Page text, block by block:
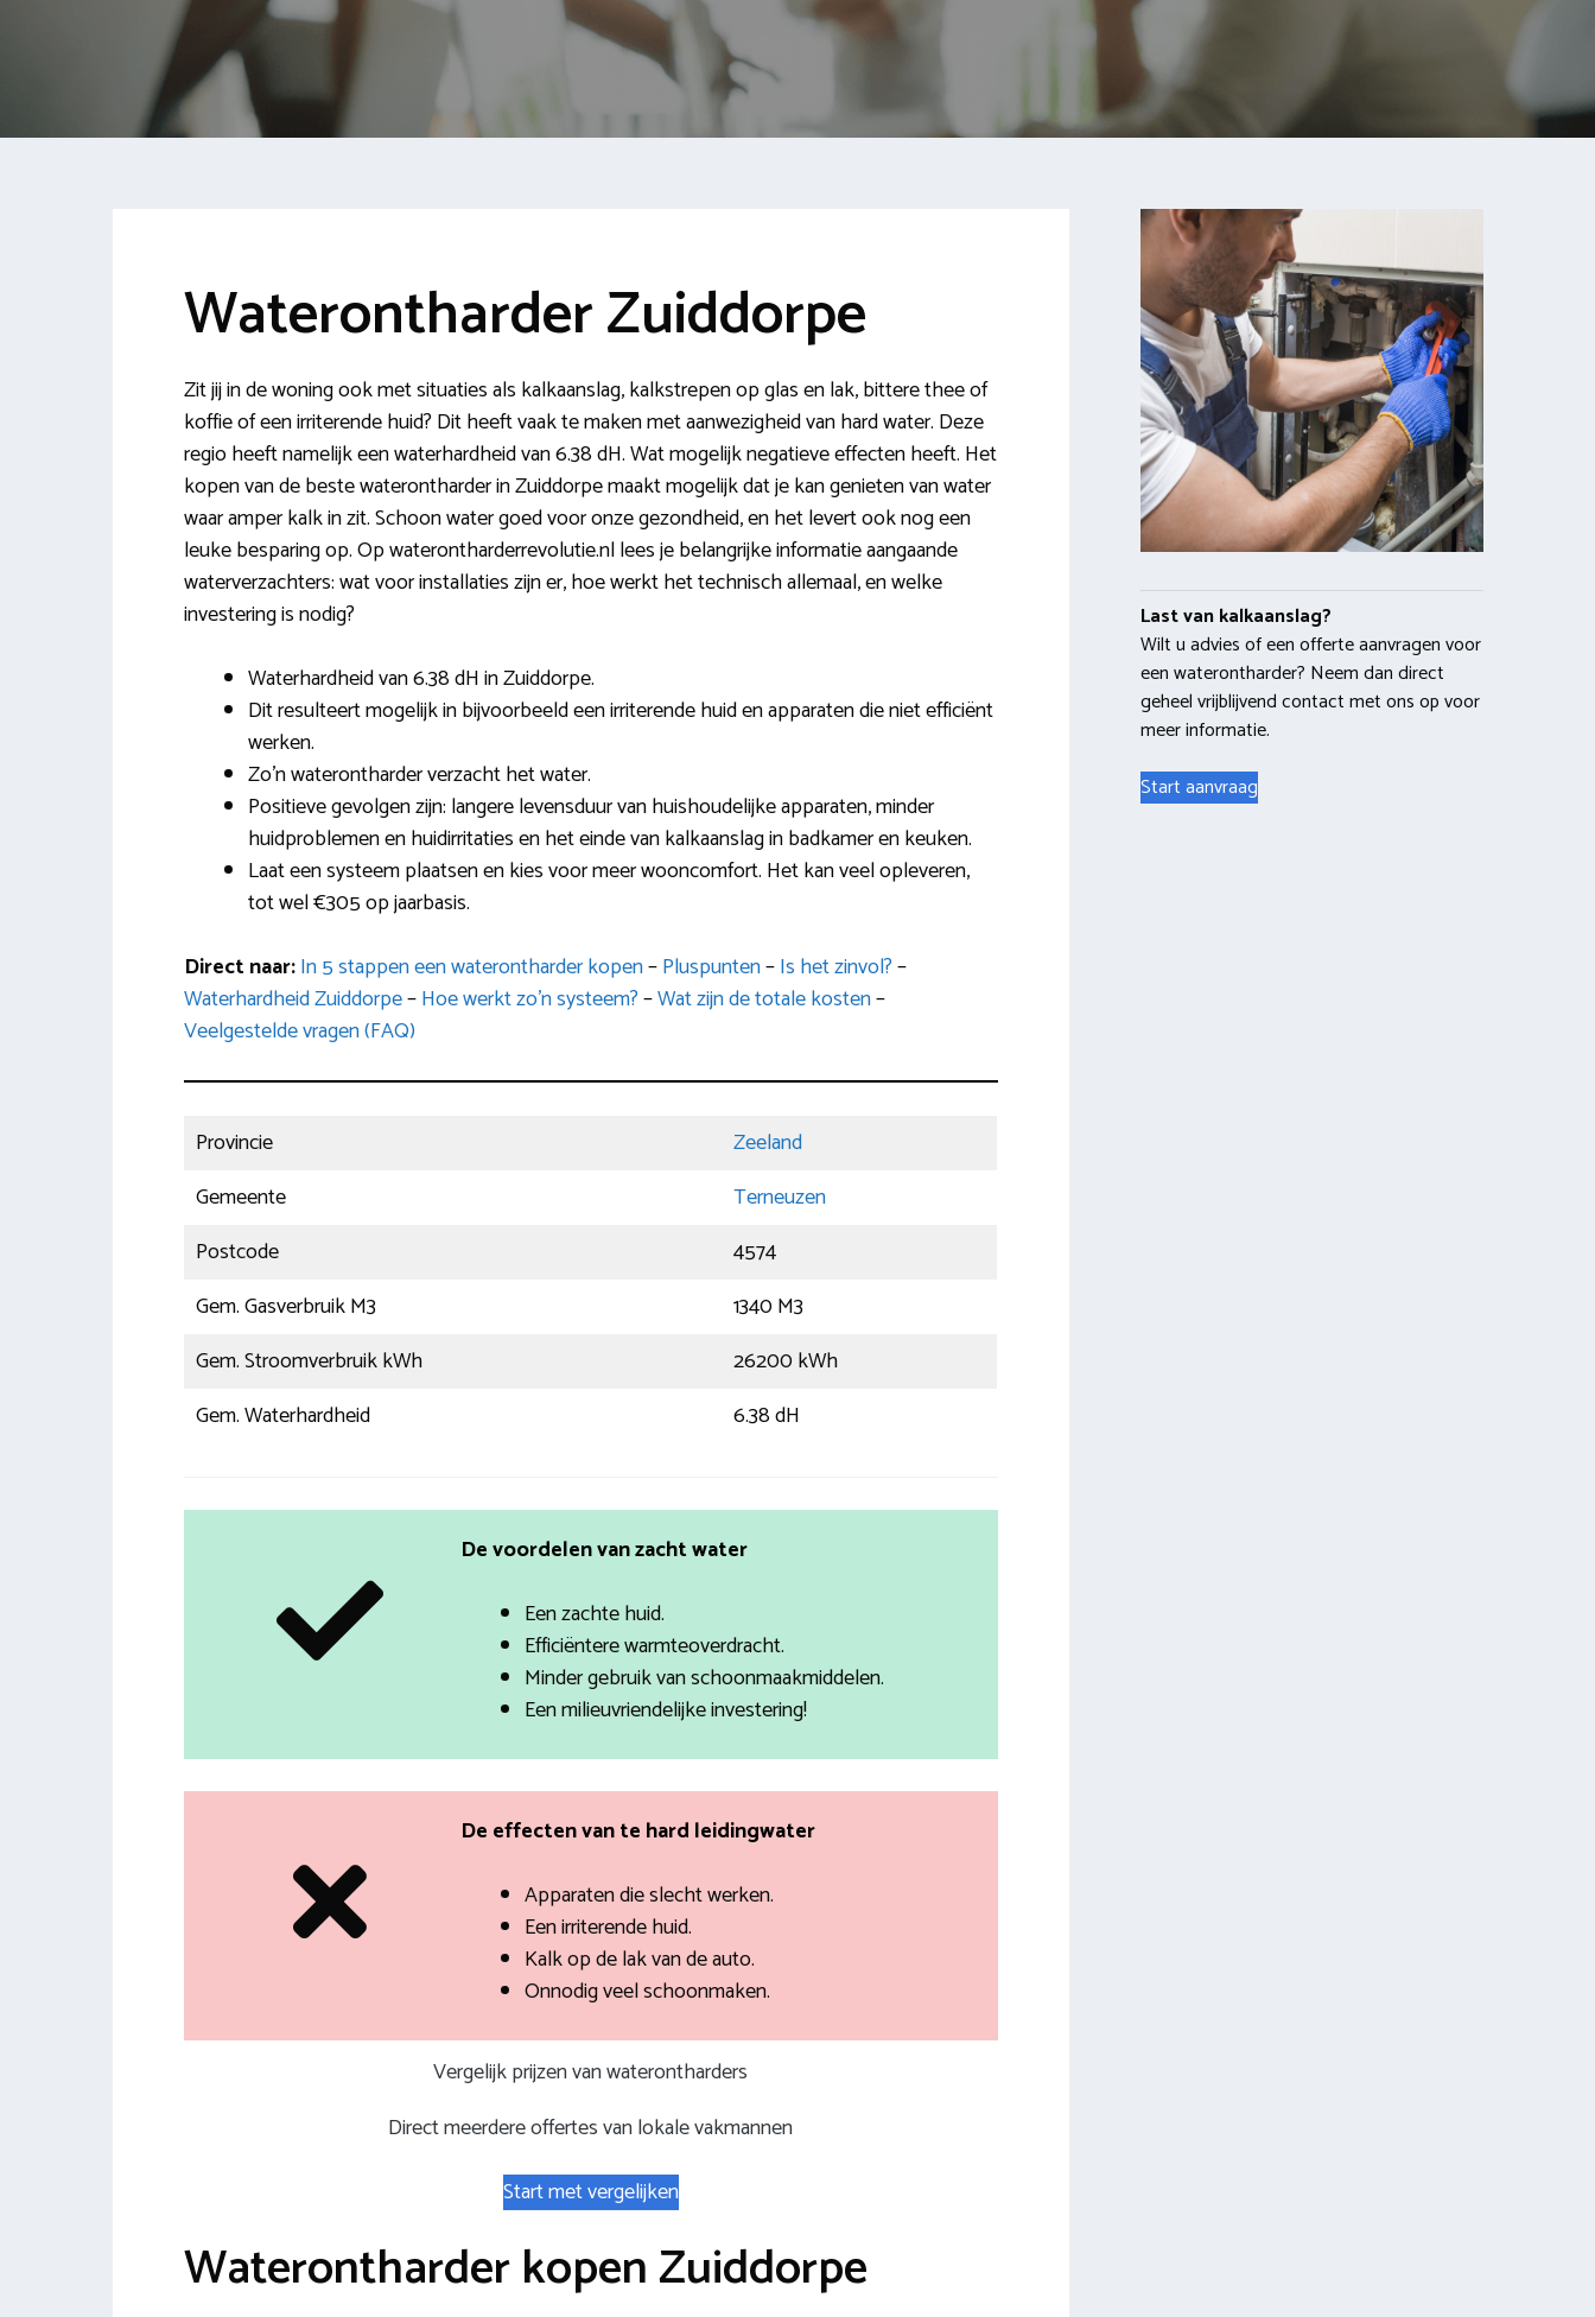
Waterontharder Zuiddorpe
Zit jij in de woning ook met situaties als kalkaanslag, kalkstrepen op glas en lak, bittere thee of
koffie of een irriterende huid? Dit heeft vaak te maken met aanwezigheid van hard water. Deze
regio heeft namelijk een waterhardheid van 6.38 dH. Wat mogelijk negatieve effecten heeft. Het
kopen van de beste waterontharder in Zuiddorpe maakt mogelijk dat je kan genieten van water
waar amper kalk in zit. Schoon water goed voor onze gezondheid, en het levert ook nog een
leuke besparing op. Op waterontharderrevolutie.nl lees je belangrijke informatie aangaande
waterverzachters: wat voor installaties zijn er, hoe werkt het technisch allemaal, en welke
investering is nodig?
Waterhardheid van 6.38 dH in Zuiddorpe.
Dit resulteert mogelijk in bijvoorbeeld een irriterende huid en apparaten die niet efficiënt
werken.
Zo’n waterontharder verzacht het water.
Positieve gevolgen zijn: langere levensduur van huishoudelijke apparaten, minder
huidproblemen en huidirritaties en het einde van kalkaanslag in badkamer en keuken.
Laat een systeem plaatsen en kies voor meer wooncomfort. Het kan veel opleveren,
tot wel €305 op jaarbasis.
Direct naar:In 5 stappen een waterontharder kopen–Pluspunten–Is het zinvol?–
Waterhardheid Zuiddorpe–Hoe werkt zo’n systeem?–Wat zijn de totale kosten–
Veelgestelde vragen (FAQ)
Provincie
Zeeland
Gemeente
Terneuzen
Postcode
4574
Gem. Gasverbruik M3
1340 M3
Gem. Stroomverbruik kWh
26200 kWh
Gem. Waterhardheid
6.38 dH
De voordelen van zacht water
Een zachte huid.
Efficiëntere warmteoverdracht.
Minder gebruik van schoonmaakmiddelen.
Een milieuvriendelijke investering!
De effecten van te hard leidingwater
Apparaten die slecht werken.
Een irriterende huid.
Kalk op de lak van de auto.
Onnodig veel schoonmaken.
Vergelijk prijzen van waterontharders
Direct meerdere offertes van lokale vakmannen
Start met vergelijken
Waterontharder kopen Zuiddorpe
Last van kalkaanslag?
Wilt u advies of een offerte aanvragen voor
een waterontharder? Neem dan direct
geheel vrijblijvend contact met ons op voor
meer informatie.
Start aanvraag